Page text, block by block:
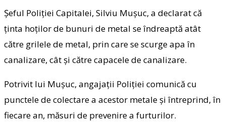
Șeful Poliției Capitalei, Silviu Mușuc, a declarat că
ținta hoților de bunuri de metal se îndreaptă atât
către grilele de metal, prin care se scurge apa în
canalizare, cât și către capacele de canalizare.
Potrivit lui Mușuc, angajații Poliției comunică cu
punctele de colectare a acestor metale și întreprind, în
fiecare an, măsuri de prevenire a furturilor.